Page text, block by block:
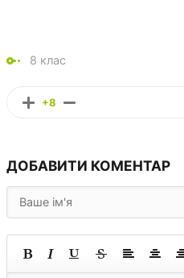
8 клас
+8
ДОБАВИТИ КОМЕНТАР